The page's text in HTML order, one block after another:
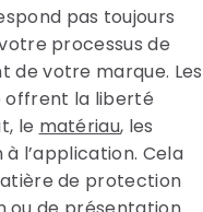
pas toujours
processus de
de votre marque. Les
offrent la liberté
le matériau, les
l’application. Cela
de protection